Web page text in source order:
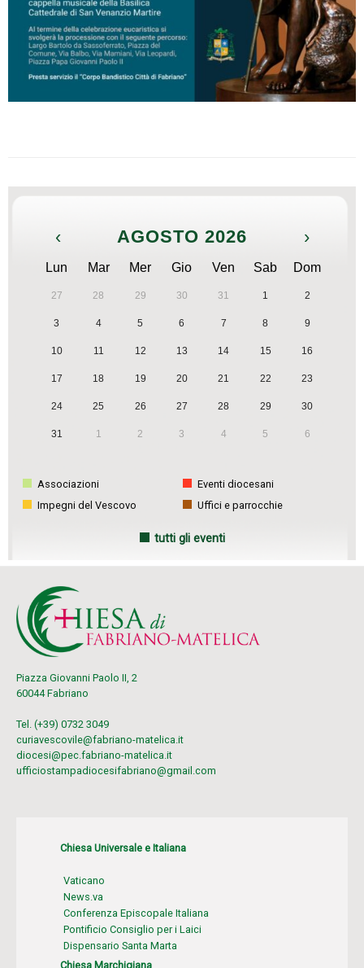
‹ AGOSTO 2026 ›
Lun Mar Mer Gio Ven Sab Dom
27 28 29 30 31 1 2
3 4 5 6 7 8 9
10 11 12 13 14 15 16
17 18 19 20 21 22 23
24 25 26 27 28 29 30
31 1 2 3 4 5 6
Associazioni
Eventi diocesani
Impegni del Vescovo
Uffici e parrocchie
tutti gli eventi
Piazza Giovanni Paolo II, 2
60044 Fabriano
Tel. (+39) 0732 3049
curiavescovile@fabriano-matelica.it
diocesi@pec.fabriano-matelica.it
ufficiostampadiocesifabriano@gmail.com
Chiesa Universale e Italiana
Vaticano
News.va
Conferenza Episcopale Italiana
Pontificio Consiglio per i Laici
Dispensario Santa Marta
Chiesa Marchigiana